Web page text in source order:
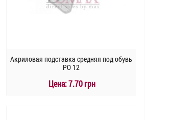
Акриловая подставка средняя под обувь
РО 12
Цена:7.70 грн